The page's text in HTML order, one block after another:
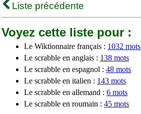
Liste précédente
Voyez cette liste pour :
Le Wiktionnaire français : 1032 mots
Le scrabble en anglais : 138 mots
Le scrabble en espagnol : 48 mots
Le scrabble en italien : 143 mots
Le scrabble en allemand : 6 mots
Le scrabble en roumain : 45 mots